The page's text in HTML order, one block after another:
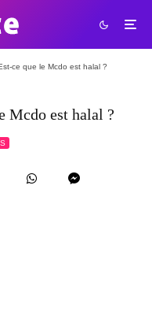
ce que le Mcdo est halal ?
Mcdo est halal ?